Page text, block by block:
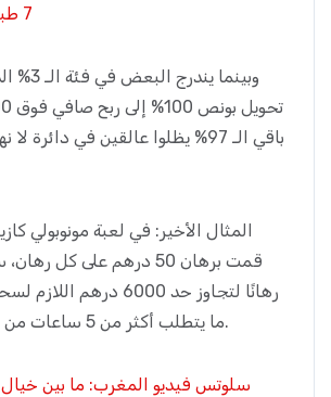
7 طبقات من الفخاخ
وبينما
باقي الـ 97% يظلوا عالقين في
المثال الأخير: في لعبة مونوبولي
رهانًا لتجاوز حد 6000
ما يتطلب أكثر من 5 ساعات من اللعب المستمر.
سلوتس فيديو المغرب: ما بين خيال